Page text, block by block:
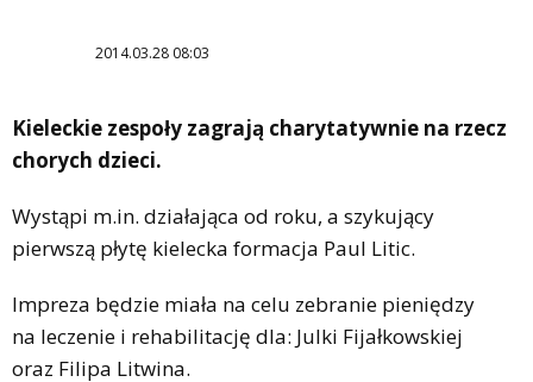
2014.03.28 08:03
Kieleckie zespoły zagrają charytatywnie na rzecz
chorych dzieci.
Wystąpi m.in. działająca od roku, a szykujący
pierwszą płytę kielecka formacja Paul Litic.
Impreza będzie miała na celu zebranie pieniędzy
na leczenie i rehabilitację dla: Julki Fijałkowskiej
oraz Filipa Litwina.